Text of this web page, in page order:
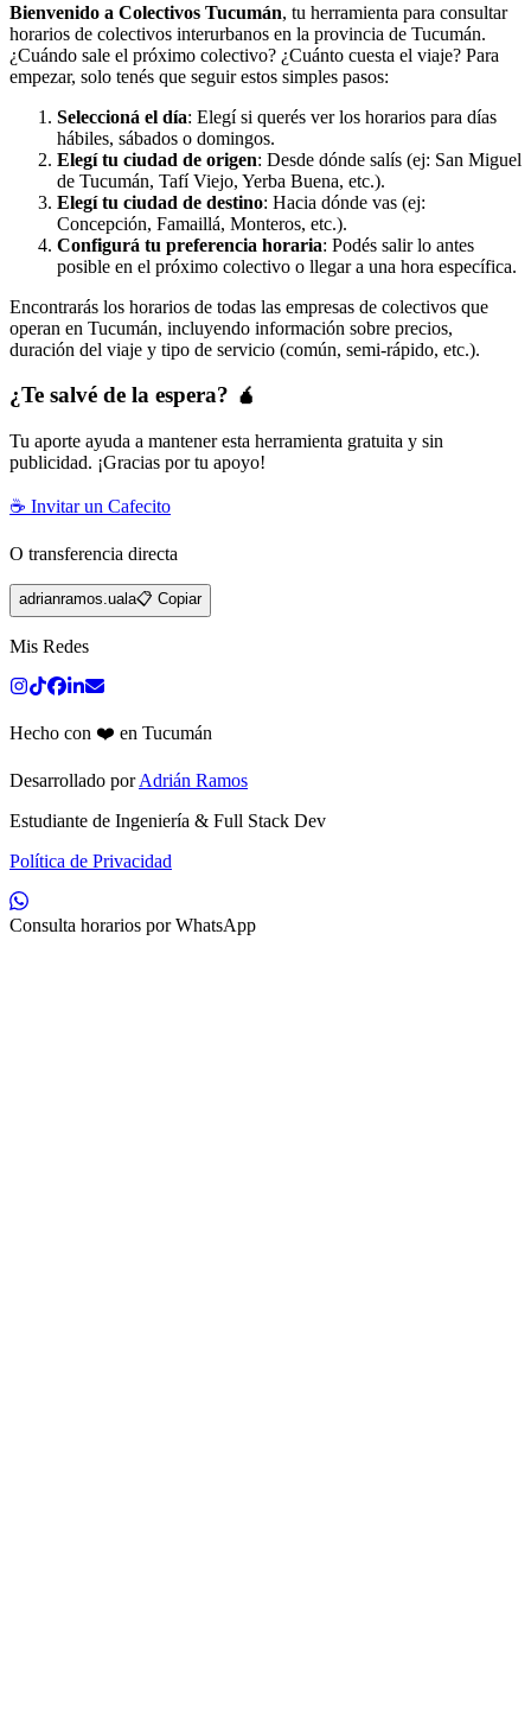
Bienvenido a Colectivos Tucumán, tu herramienta para consultar
horarios de colectivos interurbanos en la provincia de Tucumán.
¿Cuándo sale el próximo colectivo? ¿Cuánto cuesta el viaje? Para
empezar, solo tenés que seguir estos simples pasos:
Seleccioná el día: Elegí si querés ver los horarios para días
hábiles, sábados o domingos.
Elegí tu ciudad de origen: Desde dónde salís (ej: San Miguel
de Tucumán, Tafí Viejo, Yerba Buena, etc.).
Elegí tu ciudad de destino: Hacia dónde vas (ej:
Concepción, Famaillá, Monteros, etc.).
Configurá tu preferencia horaria: Podés salir lo antes
posible en el próximo colectivo o llegar a una hora específica.
Encontrarás los horarios de todas las empresas de colectivos que
operan en Tucumán, incluyendo información sobre precios,
duración del viaje y tipo de servicio (común, semi-rápido, etc.).
¿Te salvé de la espera? 🧉
Tu aporte ayuda a mantener esta herramienta gratuita y sin
publicidad. ¡Gracias por tu apoyo!
☕ Invitar un Cafecito
O transferencia directa
adrianramos.uala📋 Copiar
Mis Redes
Hecho con ❤️ en Tucumán
Desarrollado porAdrián Ramos
Estudiante de Ingeniería & Full Stack Dev
Política de Privacidad
Consulta horarios por WhatsApp